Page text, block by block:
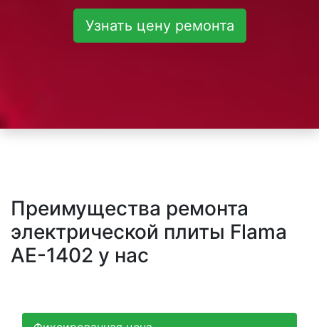
Узнать цену ремонта
Преимущества ремонта
электрической плиты Flama
AE-1402 у нас